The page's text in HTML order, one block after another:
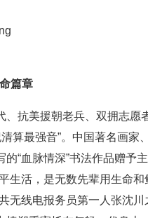
篇章
抗美援朝老兵、双拥志愿
算最强音”。中国著名画家
“血脉情深”书法作品赠予
生活，是无数先辈用生命和
无线电报务员第一人张沈川